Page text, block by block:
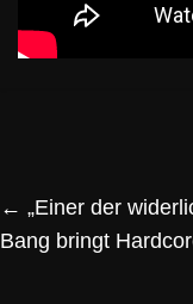
← „Einer der
Bang bringt